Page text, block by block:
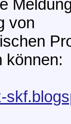
von
können: